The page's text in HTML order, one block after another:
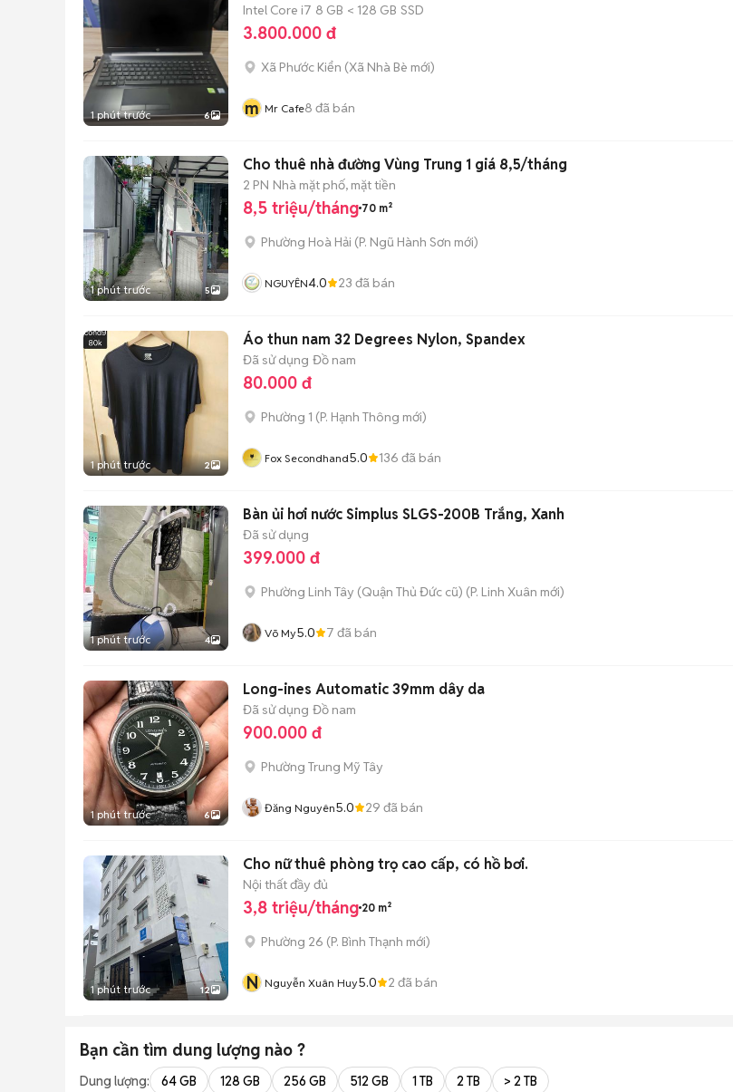
1 phút trước 6
Intel Core i7 8 GB < 128 GB SSD
3.800.000 đ
Xã Phước Kiển (Xã Nhà Bè mới)
m Mr Cafe8 đã bán
1 phút trước 5
Cho thuê nhà đường Vùng Trung 1 giá 8,5/tháng
2 PN Nhà mặt phố, mặt tiền
8,5 triệu/tháng 70 m²
Phường Hoà Hải (P. Ngũ Hành Sơn mới)
NGUYÊN4.0 23 đã bán
1 phút trước 2
Áo thun nam 32 Degrees Nylon, Spandex
Đã sử dụng Đồ nam
80.000 đ
Phường 1 (P. Hạnh Thông mới)
Fox Secondhand5.0 136 đã bán
1 phút trước 4
Bàn ủi hơi nước Simplus SLGS-200B Trắng, Xanh
Đã sử dụng
399.000 đ
Phường Linh Tây (Quận Thủ Đức cũ) (P. Linh Xuân mới)
Võ My5.0 7 đã bán
1 phút trước 6
Long-ines Automatic 39mm dây da
Đã sử dụng Đồ nam
900.000 đ
Phường Trung Mỹ Tây
Đăng Nguyên5.0 29 đã bán
1 phút trước 12
Cho nữ thuê phòng trọ cao cấp, có hồ bơi.
Nội thất đầy đủ
3,8 triệu/tháng 20 m²
Phường 26 (P. Bình Thạnh mới)
N Nguyễn Xuân Huy5.0 2 đã bán
Bạn cần tìm dung lượng nào ?
Dung lượng: 64 GB 128 GB 256 GB 512 GB 1 TB 2 TB > 2 TB